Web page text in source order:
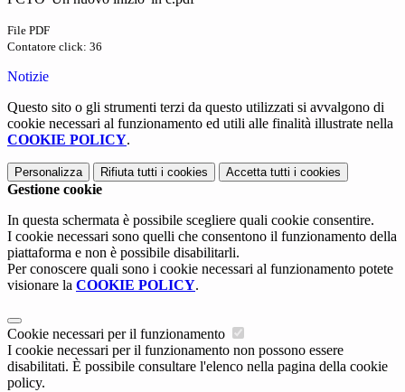
File PDF
Contatore click: 36
Notizie
Questo sito o gli strumenti terzi da questo utilizzati si avvalgono di
cookie necessari al funzionamento ed utili alle finalità illustrate nella
COOKIE POLICY.
Personalizza Rifiuta tutti i cookies Accetta tutti i cookies
Gestione cookie
In questa schermata è possibile scegliere quali cookie consentire.
I cookie necessari sono quelli che consentono il funzionamento della
piattaforma e non è possibile disabilitarli.
Per conoscere quali sono i cookie necessari al funzionamento potete
visionare la COOKIE POLICY.
Cookie necessari per il funzionamento
I cookie necessari per il funzionamento non possono essere
disabilitati. È possibile consultare l'elenco nella pagina della cookie
policy.